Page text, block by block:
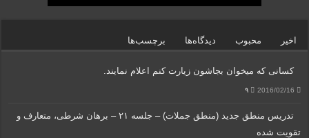
اخیر محبوب دیدگاه‌ها برچسب‌ها
کسانی که میخوان بجاشون زیارت کنم اعلام نمایند.
2016/02/16 ۹
تدریس منطق جدید (منطق جملات) – جلسه ۲۱ – برهان شرطی، متعارف و
تقویت شده